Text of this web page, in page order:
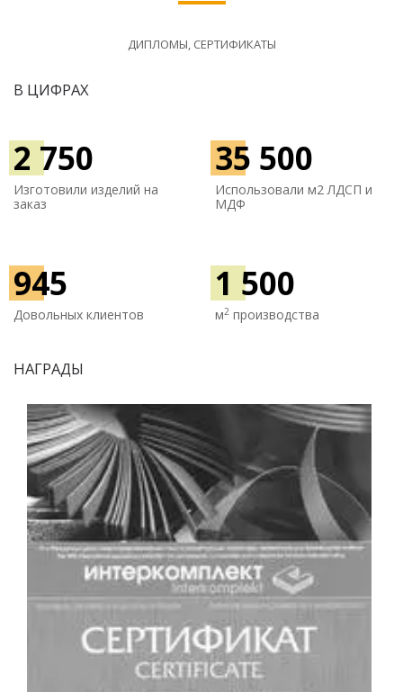
ДИПЛОМЫ, СЕРТИФИКАТЫ
В ЦИФРАХ
2 750
Изготовили изделий на
заказ
35 500
Использовали м2 ЛДСП и
МДФ
945
Довольных клиентов
1 500
м2 производства
НАГРАДЫ